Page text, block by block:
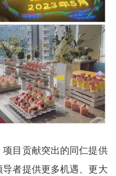
目贡献突出的同仁提供
者提供更多机遇、更大